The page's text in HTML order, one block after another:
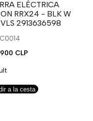
ELÉCTRICA
RRX24 - BLK W
2913636598
CLP
a la cesta